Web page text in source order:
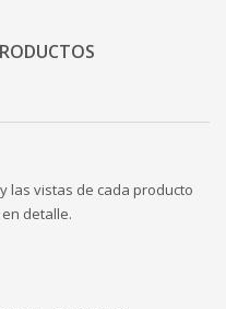
las vistas de cada producto
detalle.